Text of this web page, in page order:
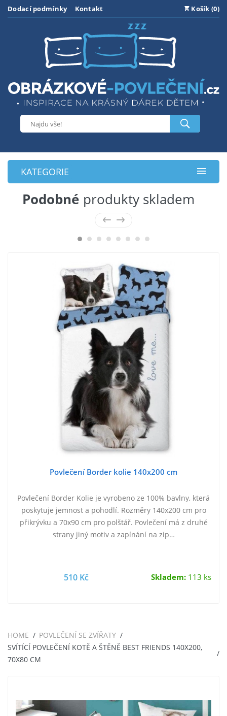
Dodací podmínky Kontakt Košík (0)
KATEGORIE
Podobné produkty skladem
Povlečení Border kolie 140x200 cm
Povlečení Border Kolie je vyrobeno ze 100% bavlny, která
poskytuje jemnost a pohodlí. Rozměry 140x200 cm pro
přikrývku a 70x90 cm pro polštář. Povlečení má z druhé
strany jiný motiv a zapínání na zip…
510 Kč Skladem: 113 ks
HOME
POVLEČENÍ SE ZVÍŘATY
SVÍTÍCÍ POVLEČENÍ KOTĚ A ŠTĚNĚ BEST FRIENDS 140X200,
70X80 CM